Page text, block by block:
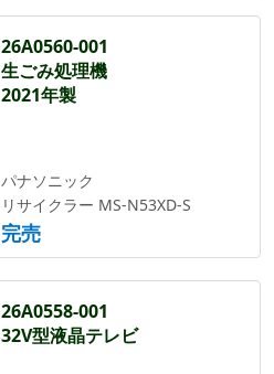
26A0560-001
生ごみ処理機
2021年製
パナソニック
リサイクラー MS-N53XD-S
完売
26A0558-001
32V型液晶テレビ